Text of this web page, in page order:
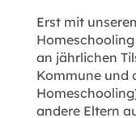
Erst mit
an jährlichen
Kommune und
andere Eltern